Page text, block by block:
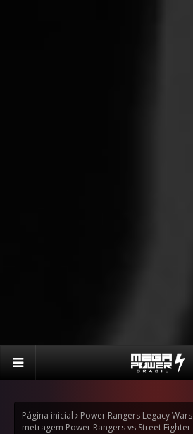
Página inicial Power Rangers Legacy Wars
metragem Power Rangers vs Street Fighter